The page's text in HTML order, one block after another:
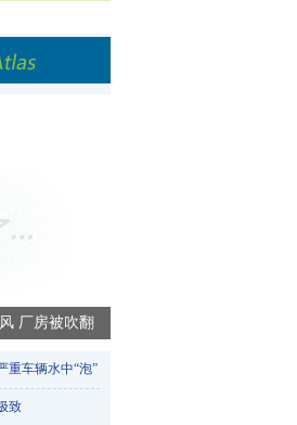
厂房被吹翻
重车辆水中“泡”​
致